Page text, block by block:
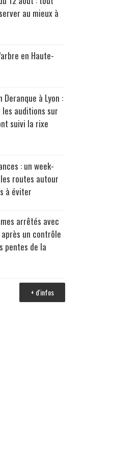
au mieux à
en Haute-
à Lyon :
auditions sur
suivi la rixe
: un week-
routes autour
à éviter
arrêtés avec
un contrôle
pentes de la
+ d'infos